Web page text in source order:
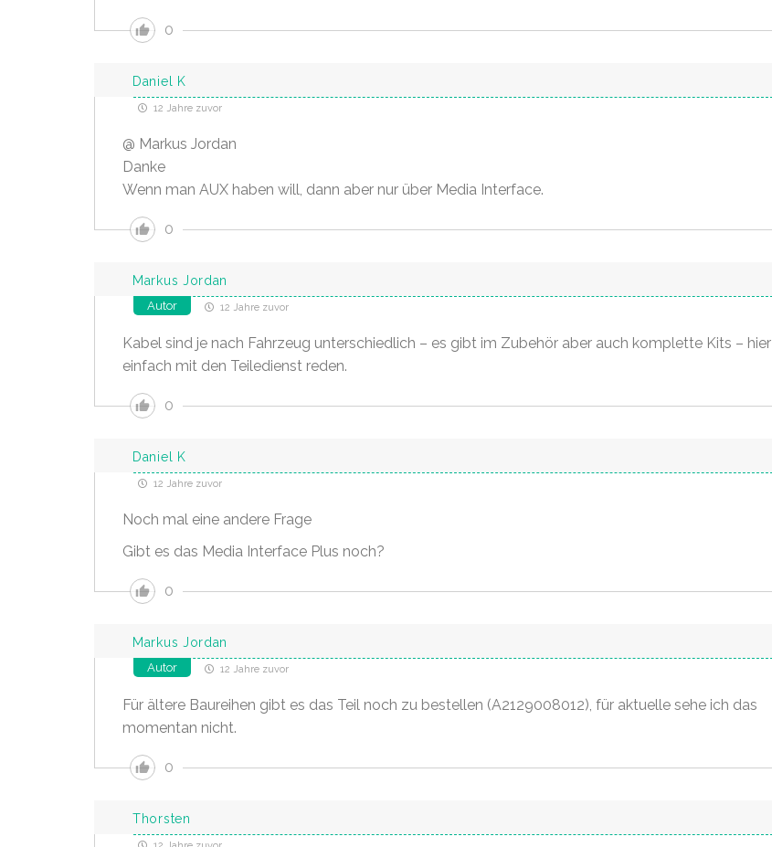
0
Daniel K
12 Jahre zuvor
@ Markus Jordan
Danke
Wenn man AUX haben will, dann aber nur über Media Interface.
0
Markus Jordan
Autor 12 Jahre zuvor
Kabel sind je nach Fahrzeug unterschiedlich – es gibt im Zubehör aber auch komplette Kits – hier
einfach mit den Teiledienst reden.
0
Daniel K
12 Jahre zuvor
Noch mal eine andere Frage
Gibt es das Media Interface Plus noch?
0
Markus Jordan
Autor 12 Jahre zuvor
Für ältere Baureihen gibt es das Teil noch zu bestellen (A2129008012), für aktuelle sehe ich das
momentan nicht.
0
Thorsten